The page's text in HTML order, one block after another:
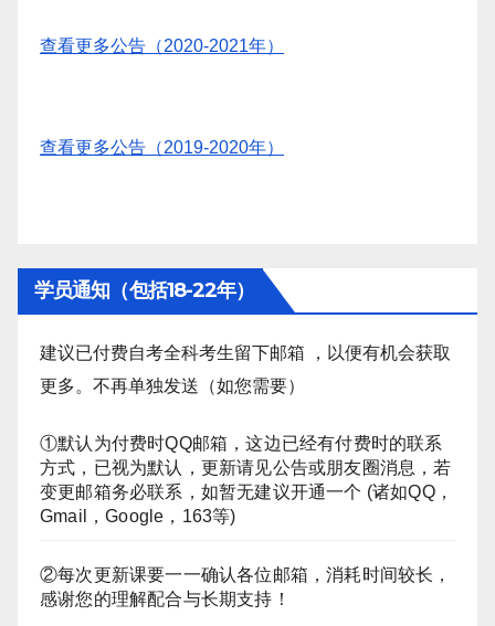
查看更多公告（2020-2021年）
查看更多公告（2019-2020年）
学员通知（包括18-22年）
建议已付费自考全科考生留下邮箱 ，以便有机会获取
更多。不再单独发送（如您需要）
①默认为付费时QQ邮箱，这边已经有付费时的联系
方式，已视为默认，更新请见公告或朋友圈消息，若
变更邮箱务必联系，如暂无建议开通一个 (诸如QQ，
Gmail，Google，163等)
②每次更新课要一一确认各位邮箱，消耗时间较长，
感谢您的理解配合与长期支持！